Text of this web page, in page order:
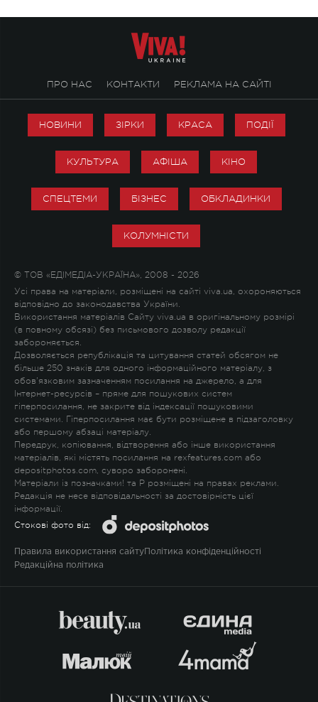
ПРО НАС КОНТАКТИ РЕКЛАМА НА САЙТІ
НОВИНИ ЗІРКИ КРАСА ПОДІЇ
КУЛЬТУРА АФІША КІНО
СПЕЦТЕМИ БІЗНЕС ОБКЛАДИНКИ
КОЛУМНІСТИ
© ТОВ «ЕДІМЕДІА-УКРАЇНА», 2008 - 2026
Усі права на матеріали, розміщені на сайті viva.ua, охороняються
відповідно до законодавства України.
Використання матеріалів Сайту viva.ua в оригінальному розмірі
(в повному обсязі) без письмового дозволу редакції
забороняється.
Дозволяється републікація та цитування статей обсягом не
більше 250 знаків для одного інформаційного матеріалу, з
обов'язковим зазначенням посилання на джерело, а для
Інтернет-ресурсів – пряме для пошукових систем
гіперпосилання, не закрите від індексації пошуковими
системами. Гіперпосилання має бути розміщене в підзаголовку
або першому абзаці матеріалу.
Передрук, копіювання, відтворення або інше використання
матеріалів, які містять посилання на rexfeatures.com або
depositphotos.com, суворо заборонені.
Матеріали із позначками! та P розміщені на правах реклами.
Редакція не несе відповідальності за достовірність цієї
інформації.
Стокові фото від:
Правила використання сайту Політика конфіденційності
Редакційна політика